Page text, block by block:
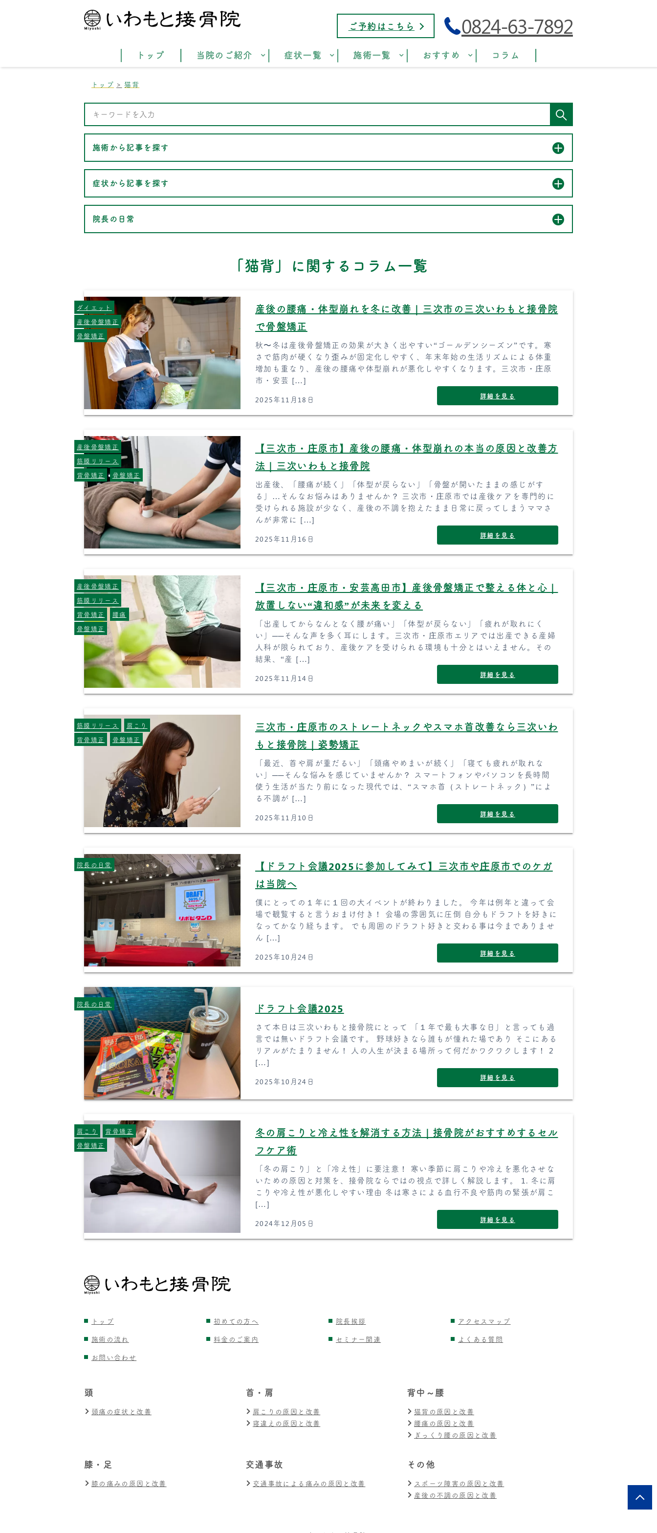
ご予約はこちら 0824-63-7892
トップ 当院のご紹介 症状一覧 施術一覧 おすすめ コラム
トップ 猫背
施術から記事を探す
症状から記事を探す
院長の日常
「猫背」に関するコラム一覧
産後の腰痛・体型崩れを冬に改善｜三次市の三次いわもと接骨院
で骨盤矯正
秋〜冬は産後骨盤矯正の効果が大きく出やすい“ゴールデンシーズン”です。寒
さで筋肉が硬くなり歪みが固定化しやすく、年末年始の生活リズムによる体重
増加も重なり、産後の腰痛や体型崩れが悪化しやすくなります。三次市・庄原
市・安芸 […]
2025年11月18日 詳細を見る
ダイエット
産後骨盤矯正
骨盤矯正
【三次市・庄原市】産後の腰痛・体型崩れの本当の原因と改善方
法｜三次いわもと接骨院
出産後、「腰痛が続く」「体型が戻らない」「骨盤が開いたままの感じがす
る」…そんなお悩みはありませんか？ 三次市・庄原市では産後ケアを専門的に
受けられる施設が少なく、産後の不調を抱えたまま日常に戻ってしまうママさ
んが非常に […]
2025年11月16日 詳細を見る
産後骨盤矯正
筋膜リリース
背骨矯正
骨盤矯正
【三次市・庄原市・安芸高田市】産後骨盤矯正で整える体と心｜
放置しない“違和感”が未来を変える
「出産してからなんとなく腰が痛い」「体型が戻らない」「疲れが取れにく
い」──そんな声を多く耳にします。三次市・庄原市エリアでは出産できる産婦
人科が限られており、産後ケアを受けられる環境も十分とはいえません。その
結果、“産 […]
2025年11月14日 詳細を見る
産後骨盤矯正
筋膜リリース
背骨矯正
腰痛
骨盤矯正
三次市・庄原市のストレートネックやスマホ首改善なら三次いわ
もと接骨院｜姿勢矯正
「最近、首や肩が重だるい」「頭痛やめまいが続く」「寝ても疲れが取れな
い」──そんな悩みを感じていませんか？ スマートフォンやパソコンを長時間
使う生活が当たり前になった現代では、“スマホ首（ストレートネック）”によ
る不調が […]
2025年11月10日 詳細を見る
筋膜リリース
肩こり
背骨矯正
骨盤矯正
【ドラフト会議2025に参加してみて】三次市や庄原市でのケガ
は当院へ
僕にとっての１年に１回の大イベントが終わりました。 今年は例年と違って会
場で観覧すると言うおまけ付き！ 会場の雰囲気に圧倒 自分もドラフトを好きに
なってかなり経ちます。 でも周囲のドラフト好きと交わる事は今までありませ
ん […]
2025年10月24日 詳細を見る
院長の日常
ドラフト会議2025
さて本日は三次いわもと接骨院にとって 「１年で最も大事な日」と言っても過
言では無いドラフト会議です。 野球好きなら誰もが憧れた場であり そこにある
リアルがたまりません！ 人の人生が決まる場所って何だかワクワクします！ 2
[…]
2025年10月24日 詳細を見る
院長の日常
冬の肩こりと冷え性を解消する方法｜接骨院がおすすめするセル
フケア術
「冬の肩こり」と「冷え性」に要注意！ 寒い季節に肩こりや冷えを悪化させな
いための原因と対策を、接骨院ならではの視点で詳しく解説します。 1. 冬に肩
こりや冷え性が悪化しやすい理由 冬は寒さによる血行不良や筋肉の緊張が肩こ
[…]
2024年12月05日 詳細を見る
肩こり
背骨矯正
骨盤矯正
トップ 初めての方へ 院長挨拶
アクセスマップ
施術の流れ
料金のご案内 セミナー関連
よくある質問
お問い合わせ
頭
頭痛の症状と改善
首・肩
肩こりの原因と改善
寝違えの原因と改善
背中～腰
猫背の原因と改善
腰痛の原因と改善
ぎっくり腰の原因と改善
膝・足
膝の痛みの原因と改善
交通事故
交通事故による痛みの原因と改善
その他
スポーツ障害の原因と改善
産後の不調の原因と改善